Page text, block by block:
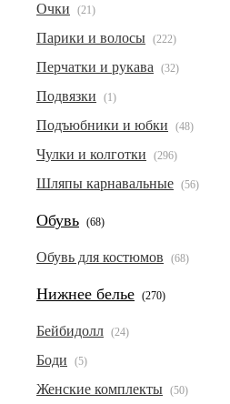
Очки (21)
Парики и волосы (222)
Перчатки и рукава (32)
Подвязки (1)
Подъюбники и юбки (48)
Чулки и колготки (296)
Шляпы карнавальные (56)
Обувь (68)
Обувь для костюмов (68)
Нижнее белье (270)
Бейбидолл (24)
Боди (5)
Женские комплекты (50)